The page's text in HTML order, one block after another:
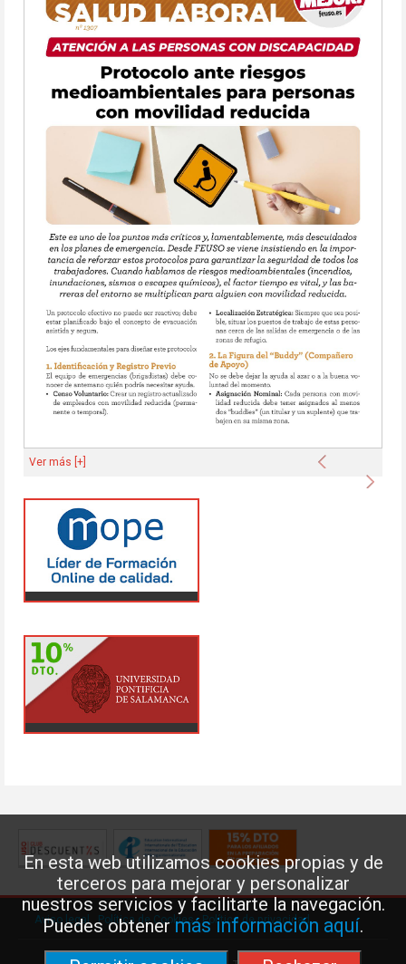
En esta web utilizamos cookies propias y de
terceros para mejorar y personalizar
nuestros servicios y facilitarte la navegación.
Puedes obtenermás información aquí.
Anterior
Ver más [+]
Aviso legal Política de Cookies· Política de privacidad